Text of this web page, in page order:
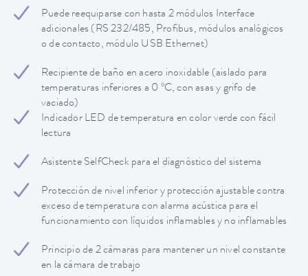
Puede reequiparse con hasta 2 módulos Interface
adicionales (RS 232/485, Profibus, módulos analógicos
o de contacto, módulo USB Ethernet)
Recipiente de baño en acero inoxidable (aislado para
temperaturas inferiores a 0 ºC, con asas y grifo de
vaciado)
Indicador LED de temperatura en color verde con fácil
lectura
Asistente SelfCheck para el diagnóstico del sistema
Protección de nivel inferior y protección ajustable contra
exceso de temperatura con alarma acústica para el
funcionamiento con líquidos inflamables y no inflamables
Principio de 2 cámaras para mantener un nivel constante
en la cámara de trabajo